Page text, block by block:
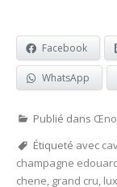
Facebook
WhatsApp
Publié dans
Étiqueté avec
champagne
chene, grand cru,